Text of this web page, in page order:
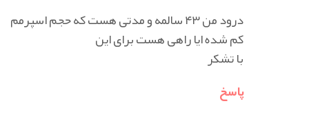
درود من ۴۳ سالمه و مدتی هست که حجم اسپرمم
کم شده ایا راهی هست برای این
با تشکر
پاسخ